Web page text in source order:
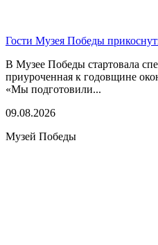
Гости Музея Победы
В Музее Победы стартовала
приуроченная к годовщине
«Мы подготовили...
09.08.2026
Музей Победы